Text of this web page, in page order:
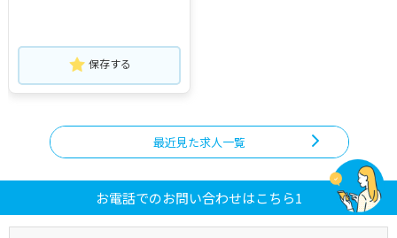
保存する
最近見た求人一覧
お電話でのお問い合わせはこちら1